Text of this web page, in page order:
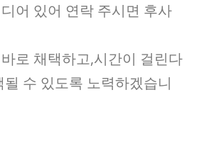
어 있어 연락 주시면 후사
로 채택하고,시간이 걸린다
수 있도록 노력하겠습니